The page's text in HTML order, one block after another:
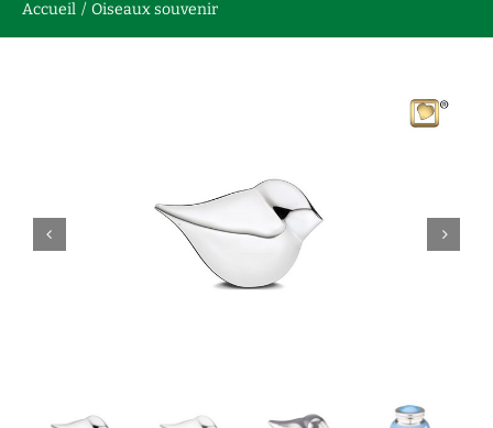
Accueil Oiseaux souvenir